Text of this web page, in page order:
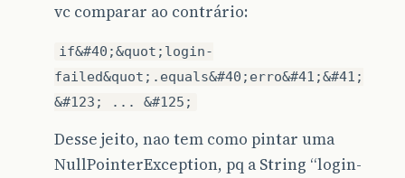
vc comparar ao contrário:
if&#40;&quot;login-
failed&quot;.equals&#40;erro&#41;&#41;
&#123; ... &#125;
Desse jeito, nao tem como pintar uma
NullPointerException, pq a String “login-